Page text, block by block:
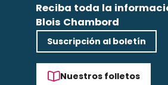
Reciba toda la
Blois Chambord
Suscripción al boletín
Nuestros folletos